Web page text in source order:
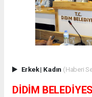
Erkek| Kadın (Haberi
DİDİM